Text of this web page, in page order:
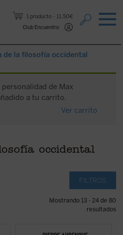
1 producto
11,50€
Club Encuentro
de la filosofía occidental
de Max
a tu carrito.
Ver carrito
occidental
FILTROS
Mostrando 13 - 24 de 80
resultados
El apasionante recorrido en el que nos